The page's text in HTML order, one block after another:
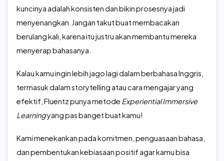
kuncinya adalah konsisten dan bikin prosesnya jadi
menyenangkan. Jangan takut buat membacakan
berulang kali, karena itu justru akan membantu mereka
menyerap bahasanya.
Kalau kamu ingin lebih jago lagi dalam berbahasa Inggris,
termasuk dalam storytelling atau cara mengajar yang
efektif, Fluentz punya metode Experiential Immersive
Learningyang pas banget buat kamu!
Kami menekankan pada komitmen, penguasaan bahasa,
dan pembentukan kebiasaan positif agar kamu bisa